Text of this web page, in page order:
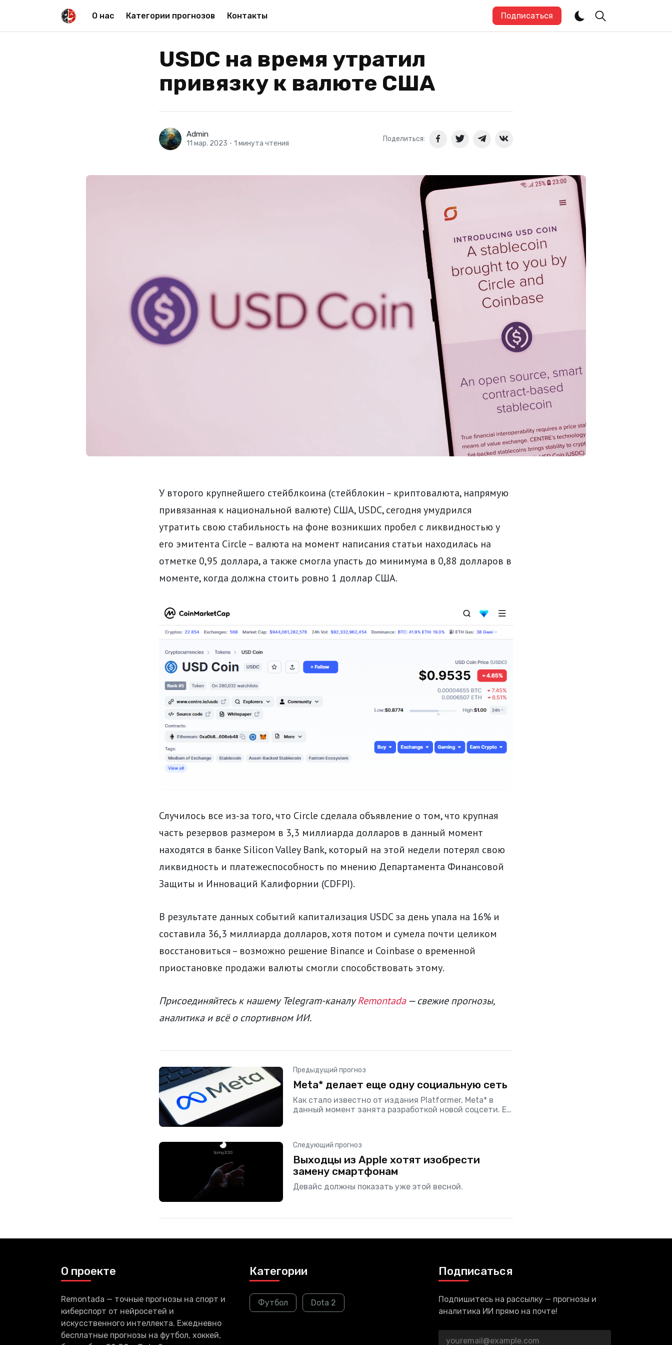
О нас Категории прогнозов Контакты Подписаться
USDC на время утратил
привязку к валюте США
Admin
11 мар. 2023 • 1 минута чтения
Поделиться:
У второго крупнейшего стейблкоина (стейблокин – криптовалюта, напрямую
привязанная к национальной валюте) США, USDC, сегодня умудрился
утратить свою стабильность на фоне возникших пробел с ликвидностью у
его эмитента Circle – валюта на момент написания статьи находилась на
отметке 0,95 доллара, а также смогла упасть до минимума в 0,88 долларов в
моменте, когда должна стоить ровно 1 доллар США.
Случилось все из-за того, что Circle сделала объявление о том, что крупная
часть резервов размером в 3,3 миллиарда долларов в данный момент
находятся в банке Silicon Valley Bank, который на этой недели потерял свою
ликвидность и платежеспособность по мнению Департамента Финансовой
Защиты и Инноваций Калифорнии (CDFPI).
В результате данных событий капитализация USDC за день упала на 16% и
составила 36,3 миллиарда долларов, хотя потом и сумела почти целиком
восстановиться – возможно решение Binance и Coinbase о временной
приостановке продажи валюты смогли способствовать этому.
Присоединяйтесь к нашему Telegram-каналуRemontada— свежие прогнозы,
аналитика и всё о спортивном ИИ.
Предыдущий прогноз
Meta* делает еще одну социальную сеть
Как стало известно от издания Platformer, Meta* в
данный момент занята разработкой новой соцсети. Ее
Следующий прогноз
Выходцы из Apple хотят изобрести
замену смартфонам
Девайс должны показать уже этой весной.
О проекте
Remontada — точные прогнозы на спорт и
киберспорт от нейросетей и
искусственного интеллекта. Ежедневно
бесплатные прогнозы на футбол, хоккей,
Категории
Футбол Dota 2
Подписаться
Подпишитесь на рассылку — прогнозы и
аналитика ИИ прямо на почте!